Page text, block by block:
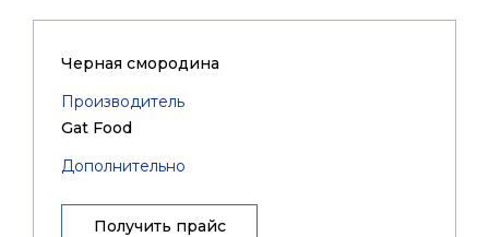
Черная смородина
Производитель
Gat Food
Дополнительно
Получить прайс